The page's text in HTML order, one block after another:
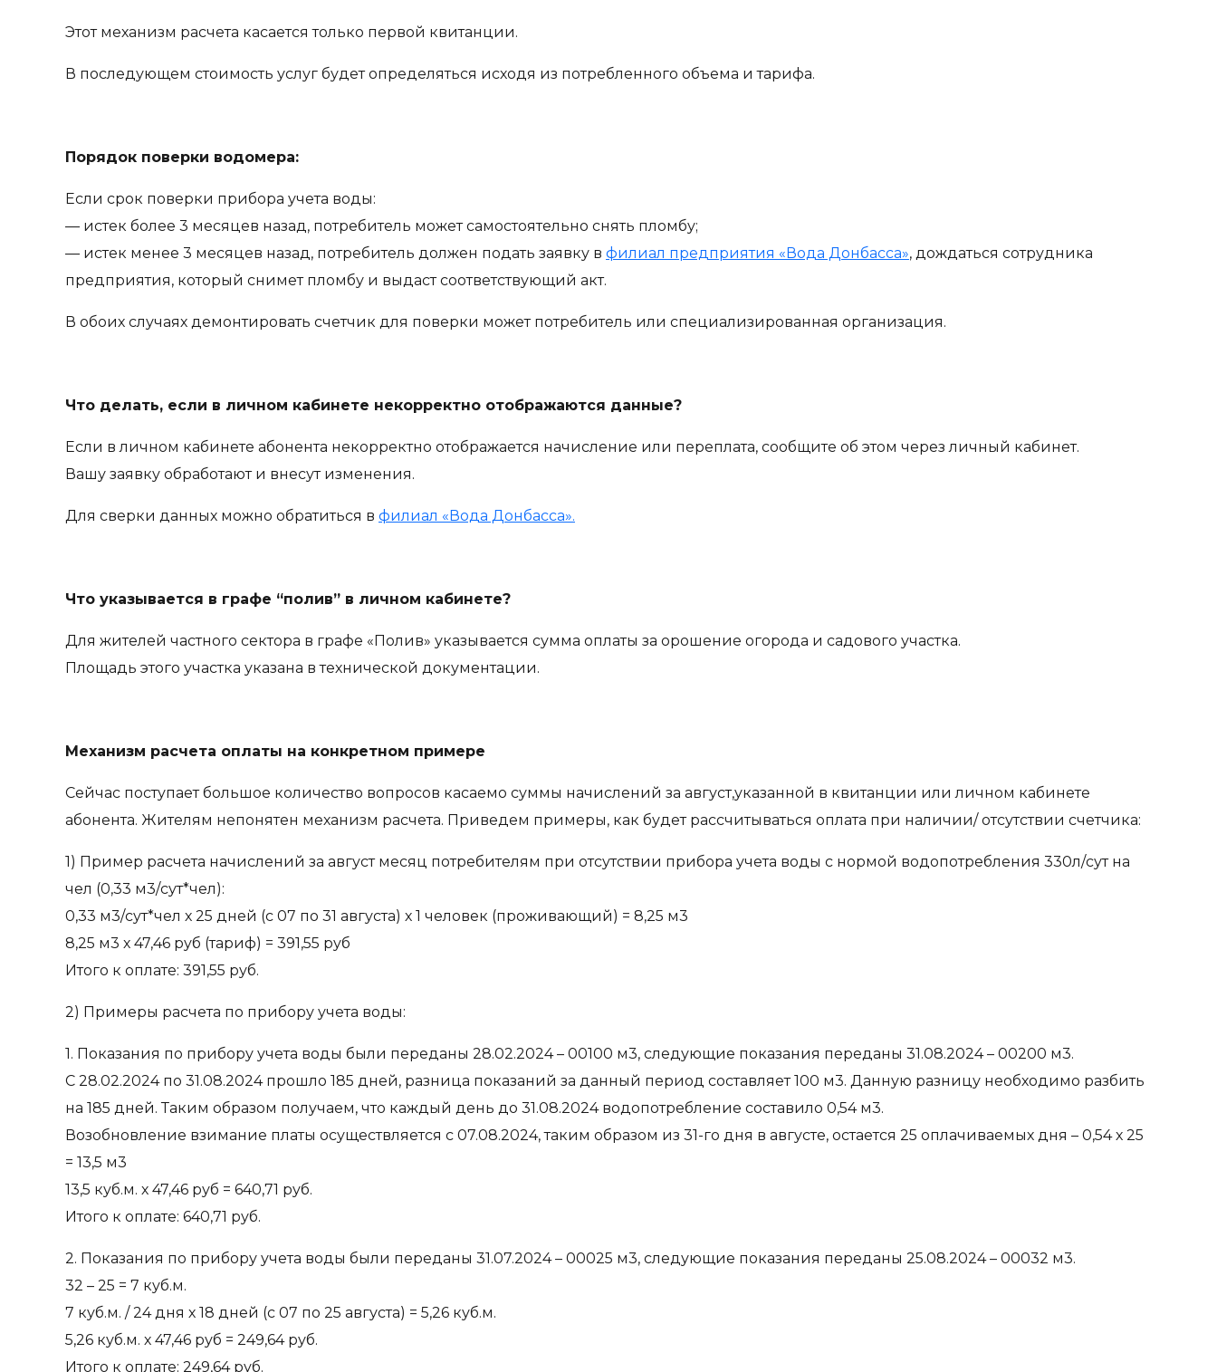
Этот механизм расчета касается только первой квитанции.
В последующем стоимость услуг будет определяться исходя из потребленного объема и тарифа.
Порядок поверки водомера:
Если срок поверки прибора учета воды:
— истек более 3 месяцев назад, потребитель может самостоятельно снять пломбу;
— истек менее 3 месяцев назад, потребитель должен подать заявку в филиал предприятия «Вода Донбасса», дождаться сотрудника
предприятия, который снимет пломбу и выдаст соответствующий акт.
В обоих случаях демонтировать счетчик для поверки может потребитель или специализированная организация.
Что делать, если в личном кабинете некорректно отображаются данные?
Если в личном кабинете абонента некорректно отображается начисление или переплата, сообщите об этом через личный кабинет.
Вашу заявку обработают и внесут изменения.
Для сверки данных можно обратиться в филиал «Вода Донбасса».
Что указывается в графе “полив” в личном кабинете?
Для жителей частного сектора в графе «Полив» указывается сумма оплаты за орошение огорода и садового участка.
Площадь этого участка указана в технической документации.
Механизм расчета оплаты на конкретном примере
Сейчас поступает большое количество вопросов касаемо суммы начислений за август,указанной в квитанции или личном кабинете
абонента. Жителям непонятен механизм расчета. Приведем примеры, как будет рассчитываться оплата при наличии/ отсутствии счетчика:
1) Пример расчета начислений за август месяц потребителям при отсутствии прибора учета воды с нормой водопотребления 330л/сут на
чел (0,33 м3/сут*чел):
0,33 м3/сут*чел х 25 дней (с 07 по 31 августа) х 1 человек (проживающий) = 8,25 м3
8,25 м3 х 47,46 руб (тариф) = 391,55 руб
Итого к оплате: 391,55 руб.
2) Примеры расчета по прибору учета воды:
1. Показания по прибору учета воды были переданы 28.02.2024 – 00100 м3, следующие показания переданы 31.08.2024 – 00200 м3.
С 28.02.2024 по 31.08.2024 прошло 185 дней, разница показаний за данный период составляет 100 м3. Данную разницу необходимо разбить
на 185 дней. Таким образом получаем, что каждый день до 31.08.2024 водопотребление составило 0,54 м3.
Возобновление взимание платы осуществляется с 07.08.2024, таким образом из 31-го дня в августе, остается 25 оплачиваемых дня – 0,54 х 25
= 13,5 м3
13,5 куб.м. х 47,46 руб = 640,71 руб.
Итого к оплате: 640,71 руб.
2. Показания по прибору учета воды были переданы 31.07.2024 – 00025 м3, следующие показания переданы 25.08.2024 – 00032 м3.
32 – 25 = 7 куб.м.
7 куб.м. / 24 дня х 18 дней (с 07 по 25 августа) = 5,26 куб.м.
5,26 куб.м. х 47,46 руб = 249,64 руб.
Итого к оплате: 249,64 руб.